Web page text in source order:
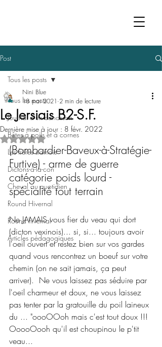
Post
Tous les posts
Journal d'un canasson
Bêtes à poils et à cornes
Les frères siamois
Dictons-à-la-con
Cheval au quotidien
Round Hivernal
Round hivernal
Articles pédagogiques
Tous les posts
Le Jersiais B2-S.F.
Nini Blue
18 mai 2021 2 min de lecture
Dernière mise à jour : 8 févr. 2022
Noté NaN étoiles sur 5.
(Bombardier-Baveux-à-Stratégie-
Furtive) - arme de guerre
catégorie poids lourd -
spécialité tout terrain
Ne JAMAIS vous fier du veau qui dort
(dicton vexinois)... si, si... toujours avoir
l'oeil ouvert et restez bien sur vos gardes
quand vous rencontrez un boeuf sur votre
chemin (on ne sait jamais, ça peut
arriver).  Ne vous laissez pas séduire par
l'oeil charmeur et doux, ne vous laissez
pas tenter par la gratouille du poil laineux
du ... "oooOOoh mais c'est tout doux !!!
OoooOooh qu'il est choupinou le p'tit
veau...